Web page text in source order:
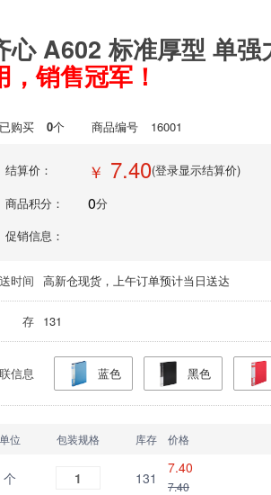
心 A602 标准厚型 单
，销售冠军！
购买 0个 商品编号 16001
结算价： ￥ 7.40(登录显示结算价)
商品积分：
0分
促销信息：
时间 高新仓现货，上午订单预计当日送达
存 131
信息 蓝色 黑色
单位 包装规格 库存 价格
个 1 131
7.40
7.40